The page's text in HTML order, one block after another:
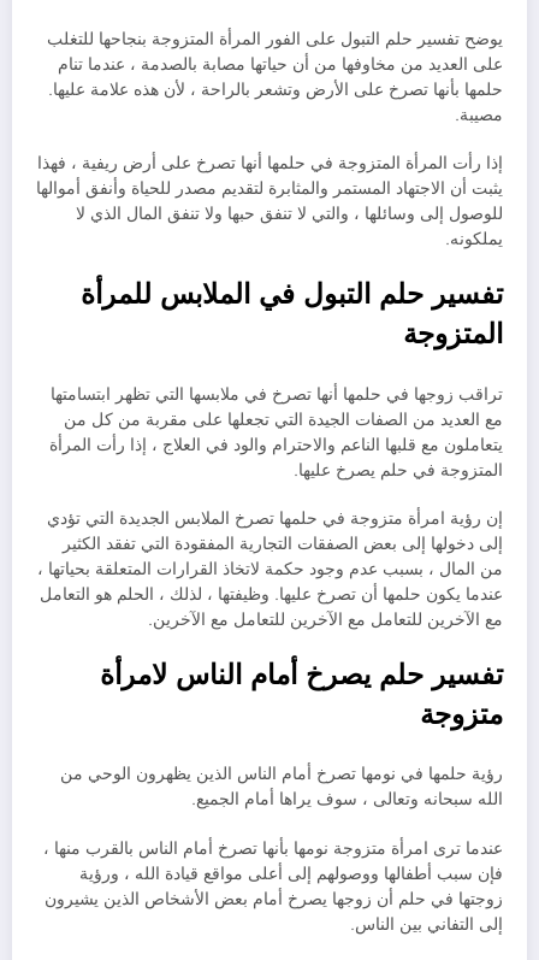
يوضح تفسير حلم التبول على الفور المرأة المتزوجة بنجاحها للتغلب
على العديد من مخاوفها من أن حياتها مصابة بالصدمة ، عندما تنام
حلمها بأنها تصرخ على الأرض وتشعر بالراحة ، لأن هذه علامة عليها.
مصيبة.
إذا رأت المرأة المتزوجة في حلمها أنها تصرخ على أرض ريفية ، فهذا
يثبت أن الاجتهاد المستمر والمثابرة لتقديم مصدر للحياة وأنفق أموالها
للوصول إلى وسائلها ، والتي لا تنفق حبها ولا تنفق المال الذي لا
يملكونه.
تفسير حلم التبول في الملابس للمرأة
المتزوجة
تراقب زوجها في حلمها أنها تصرخ في ملابسها التي تظهر ابتسامتها
مع العديد من الصفات الجيدة التي تجعلها على مقربة من كل من
يتعاملون مع قلبها الناعم والاحترام والود في العلاج ، إذا رأت المرأة
المتزوجة في حلم يصرخ عليها.
إن رؤية امرأة متزوجة في حلمها تصرخ الملابس الجديدة التي تؤدي
إلى دخولها إلى بعض الصفقات التجارية المفقودة التي تفقد الكثير
من المال ، بسبب عدم وجود حكمة لاتخاذ القرارات المتعلقة بحياتها ،
عندما يكون حلمها أن تصرخ عليها. وظيفتها ، لذلك ، الحلم هو التعامل
مع الآخرين للتعامل مع الآخرين للتعامل مع الآخرين.
تفسير حلم يصرخ أمام الناس لامرأة
متزوجة
رؤية حلمها في نومها تصرخ أمام الناس الذين يظهرون الوحي من
الله سبحانه وتعالى ، سوف يراها أمام الجميع.
عندما ترى امرأة متزوجة نومها بأنها تصرخ أمام الناس بالقرب منها ،
فإن سبب أطفالها ووصولهم إلى أعلى مواقع قيادة الله ، ورؤية
زوجتها في حلم أن زوجها يصرخ أمام بعض الأشخاص الذين يشيرون
إلى التفاني بين الناس.